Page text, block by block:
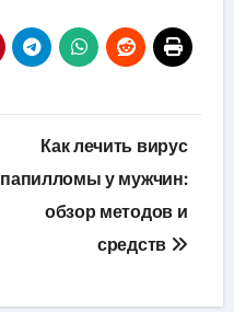
Как лечить вирус
папилломы у мужчин:
обзор методов и
средств